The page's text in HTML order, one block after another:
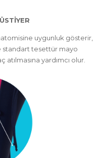
uygunluk gösterir,
standart tesettür mayo
yardımcı olur.